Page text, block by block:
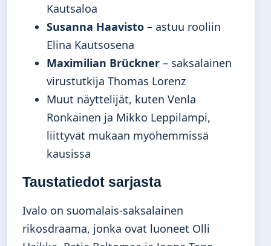
Kautsaloa
Susanna Haavisto – astuu rooliin
Elina Kautsosena
Maximilian Brückner – saksalainen
virustutkija Thomas Lorenz
Muut näyttelijät, kuten Venla
Ronkainen ja Mikko Leppilampi,
liittyvät mukaan myöhemmissä
kausissa
Taustatiedot sarjasta
Ivalo on suomalais-saksalainen
rikosdraama, jonka ovat luoneet Olli